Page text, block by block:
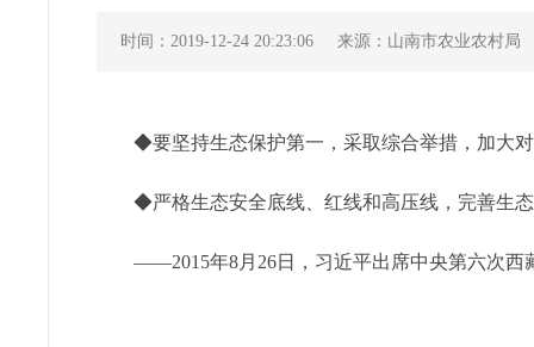
时间：2019-12-24 20:23:06 来源：山南市农业农村局
◆要坚持生态保护第一，采取综合举措，加大
◆严格生态安全底线、红线和高压线，完善生
——2015年8月26日，习近平出席中央第六次西